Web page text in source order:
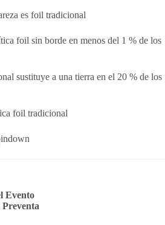
es foil tradicional
foil sin borde en menos del 1 % de los
sustituye a una tierra en el 20 % de los
foil tradicional
Evento